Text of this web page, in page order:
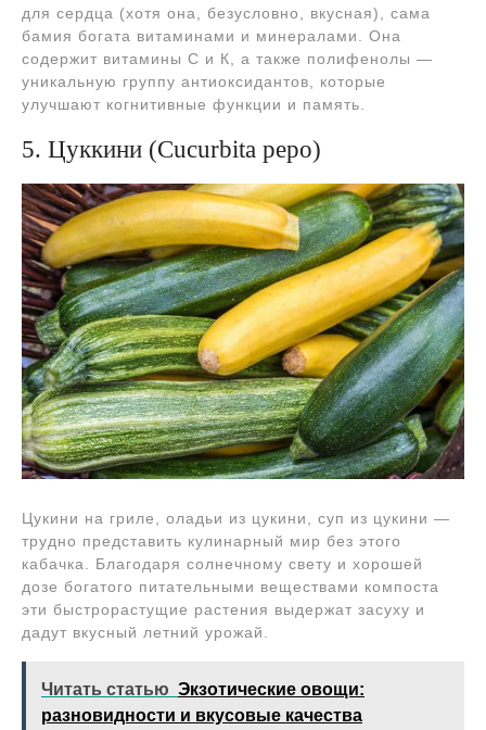
для сердца (хотя она, безусловно, вкусная), сама
бамия богата витаминами и минералами. Она
содержит витамины С и К, а также полифенолы —
уникальную группу антиоксидантов, которые
улучшают когнитивные функции и память.
5. Цуккини (Cucurbita pepo)
Цукини на гриле, оладьи из цукини, суп из цукини —
трудно представить кулинарный мир без этого
кабачка. Благодаря солнечному свету и хорошей
дозе богатого питательными веществами компоста
эти быстрорастущие растения выдержат засуху и
дадут вкусный летний урожай.
Читать статью Экзотические овощи:
разновидности и вкусовые качества